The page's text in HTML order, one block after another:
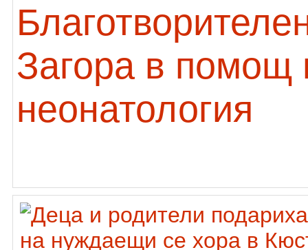
Загора в помощ
неонатология